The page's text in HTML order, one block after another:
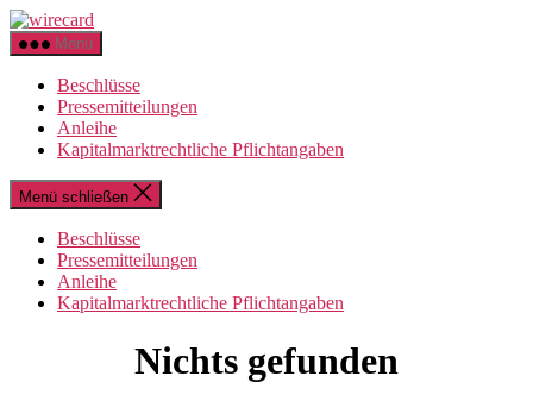
Zum
Inhalt
springen
Menü
Beschlüsse
Pressemitteilungen
Anleihe
Kapitalmarktrechtliche Pflichtangaben
Menü schließen
Beschlüsse
Pressemitteilungen
Anleihe
Kapitalmarktrechtliche Pflichtangaben
Nichts gefunden